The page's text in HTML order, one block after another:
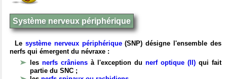
Système nerveux périphérique
Le système nerveux périphérique(SNP) désigne l'ensemble des
nerfs qui émergent du névraxe :
les nerfs crâniens à l'exception du nerf optique (II) qui fait
partie du SNC ;